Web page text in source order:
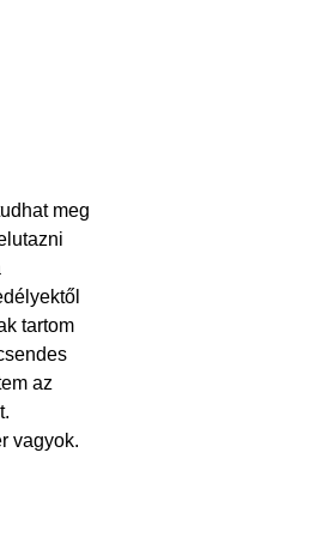
meg
tartom
az
vagyok.